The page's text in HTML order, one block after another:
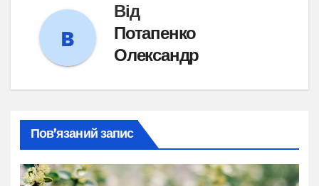
Від
Потапенко
Олександр
Пов’язаний запис